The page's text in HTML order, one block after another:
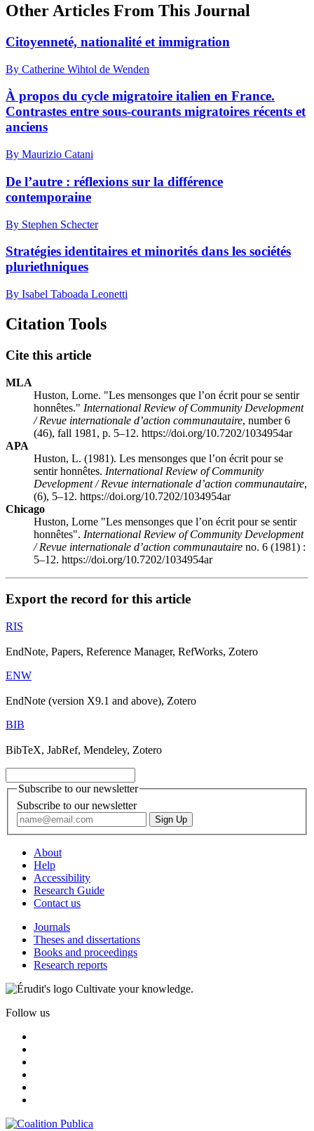
Other Articles From This Journal
Citoyenneté, nationalité et immigration
By Catherine Wihtol de Wenden
À propos du cycle migratoire italien en France.
Contrastes entre sous-courants migratoires récents et
anciens
By Maurizio Catani
De l’autre : réflexions sur la différence
contemporaine
By Stephen Schecter
Stratégies identitaires et minorités dans les sociétés
pluriethniques
By Isabel Taboada Leonetti
Citation Tools
Cite this article
MLA
Huston, Lorne. "Les mensonges que l’on écrit pour se sentir
honnêtes." International Review of Community Development
/ Revue internationale d’action communautaire, number 6
(46), fall 1981, p. 5–12. https://doi.org/10.7202/1034954ar
APA
Huston, L. (1981). Les mensonges que l’on écrit pour se
sentir honnêtes. International Review of Community
Development / Revue internationale d’action communautaire,
(6), 5–12. https://doi.org/10.7202/1034954ar
Chicago
Huston, Lorne "Les mensonges que l’on écrit pour se sentir
honnêtes". International Review of Community Development
/ Revue internationale d’action communautaire no. 6 (1981) :
5–12. https://doi.org/10.7202/1034954ar
Export the record for this article
RIS
EndNote, Papers, Reference Manager, RefWorks, Zotero
ENW
EndNote (version X9.1 and above), Zotero
BIB
BibTeX, JabRef, Mendeley, Zotero
Subscribe to our newsletter
Subscribe to our newsletter
About
Help
Accessibility
Research Guide
Contact us
Journals
Theses and dissertations
Books and proceedings
Research reports
Cultivate your knowledge.
Follow us